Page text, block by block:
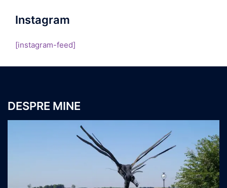
Instagram
[instagram-feed]
DESPRE MINE